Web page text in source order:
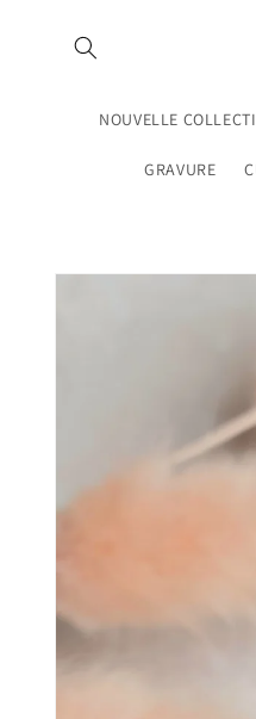
NOUVELLE
GRAVURE
Passer aux